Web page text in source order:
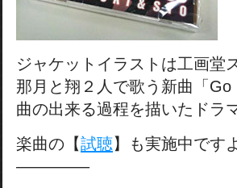
ジャケットイラストは工画堂
那月と翔２人で歌う新曲「
曲の出来る過程を描いたドラ
楽曲の【試聴】も実施中です
————–